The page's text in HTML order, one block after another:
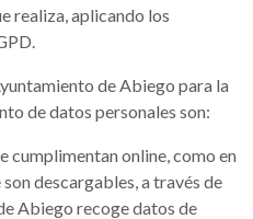
realiza, aplicando los
de Abiego para la
de datos personales son:
cumplimentan online, como en
descargables, a través de
Abiego recoge datos de